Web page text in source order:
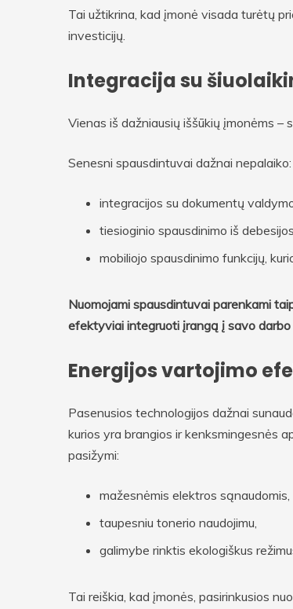
Tai užtikrina, kad įmonė visada turėtų
investicijų.
Integracija su
Vienas iš dažniausių iššūkių įmonėms –
Senesni spausdintuvai dažnai nepalaiko:
integracijos su dokumentų
tiesioginio spausdinimo iš
mobiliojo spausdinimo funkcijų,
Nuomojami spausdintuvai parenkami
efektyviai integruoti įrangą į savo darbo
Energijos vartojimo
Pasenusios technologijos dažnai
kurios yra brangios ir kenksmingesnės
pasižymi:
mažesnėmis elektros sąnaudomis,
taupesniu tonerio naudojimu,
galimybe rinktis ekologiškus
Tai reiškia, kad įmonės, pasirinkusios